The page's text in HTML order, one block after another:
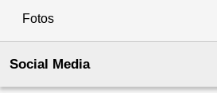
Fotos
Social Media